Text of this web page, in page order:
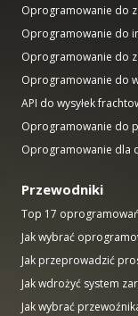
Oprogramowanie do
Oprogramowanie do
Oprogramowanie do
Oprogramowanie do
API do wysyłek
Oprogramowanie do
Oprogramowanie dla
Przewodniki
Top 17
Jak wybrać
Jak przeprowadzić
Jak wdrożyć system
Jak wybrać